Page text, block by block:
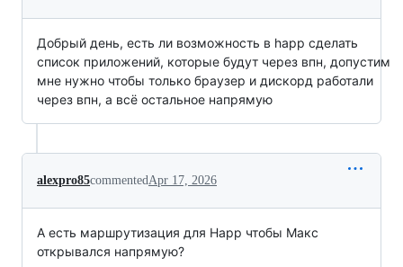
Добрый день, есть ли возможность в happ сделать
список приложений, которые будут через впн, допустим
мне нужно чтобы только браузер и дискорд работали
через впн, а всё остальное напрямую
alexpro85commentedApr 17, 2026
А есть маршрутизация для Happ чтобы Макс
открывался напрямую?